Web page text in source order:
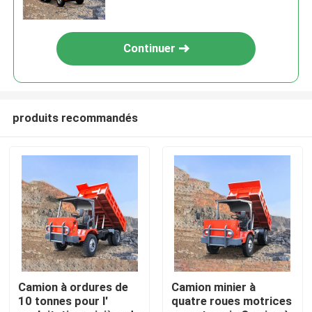
Accueil
Continuer
produits recommandés
Camion à ordures de
10 tonnes pour l'
Camion minier à
quatre roues motrices